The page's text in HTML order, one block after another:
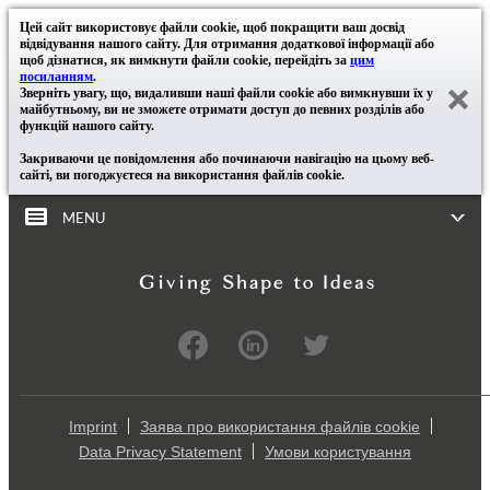
Цей сайт використовує файли cookie, щоб покращити ваш досвід
відвідування нашого сайту. Для отримання додаткової інформації або
щоб дізнатися, як вимкнути файли cookie, перейдіть за цим
посиланням.
Зверніть увагу, що, видаливши наші файли cookie або вимкнувши їх у
майбутньому, ви не зможете отримати доступ до певних розділів або
функцій нашого сайту.
Закриваючи це повідомлення або починаючи навігацію на цьому веб-
сайті, ви погоджуєтеся на використання файлів cookie.
MENU
Imprint
Заява про використання файлів cookie
Data Privacy Statement
Умови користування